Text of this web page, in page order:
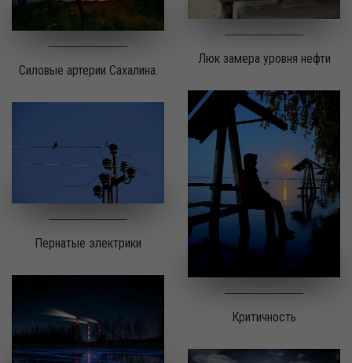
Силовые артерии Сахалина.
Люк замера уровня нефти
Пернатые электрики
Критичность